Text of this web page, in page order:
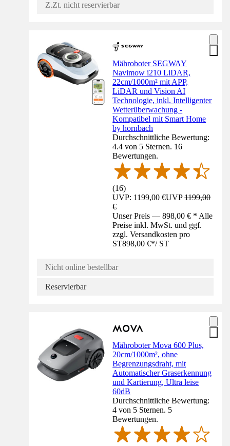
Z.Zt. nicht reservierbar
Mähroboter SEGWAY
Navimow i210 LiDAR,
22cm/1000m² mit APP,
LiDAR und Vision AI
Technologie, inkl. Intelligenter
Wetterüberwachung -
Kompatibel mit Smart Home
by hornbach
Durchschnittliche Bewertung:
4.4 von 5 Sternen. 16
Bewertungen.
(16)
UVP: 1199,00 €UVP1199,00
€
Unser Preis — 898,00 € * Alle
Preise inkl. MwSt. und ggf.
zzgl. Versandkosten pro
ST898,00 €*/ ST
Nicht online bestellbar
Reservierbar
Mähroboter Mova 600 Plus,
20cm/1000m², ohne
Begrenzungsdraht, mit
Automatischer Graserkennung
und Kartierung, Ultra leise
60dB
Durchschnittliche Bewertung:
4 von 5 Sternen. 5
Bewertungen.